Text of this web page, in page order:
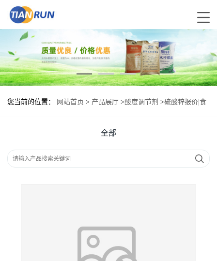
您当前的位置： 网站首页 > 产品展厅 >酸度调节剂 >硫酸锌报价|食
全部